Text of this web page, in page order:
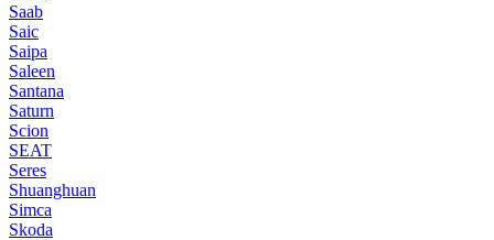
Saab
Saic
Saipa
Saleen
Santana
Saturn
Scion
SEAT
Seres
Shuanghuan
Simca
Skoda